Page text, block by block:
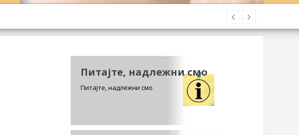
Питајте, надлежни смо
Питајте, надлежни смо